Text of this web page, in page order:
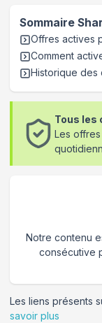
Sommaire
Offres actives
Comment
Historique des
Tous les
Les
Notre contenu
consécutive
Les liens présents
savoir plus